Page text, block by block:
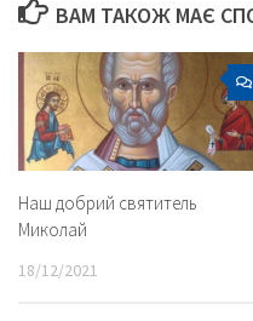
ВАМ ТАКОЖ МАЄ
Наш добрий святитель
Миколай
18/12/2021